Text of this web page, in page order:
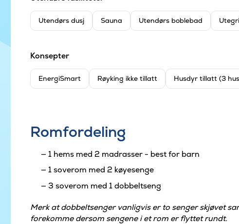
Utendørs dusj Sauna Utendørs boblebad
Konsepter
EnergiSmart Røyking ikke tillatt Husdyr tillatt (3
Romfordeling
1 hems med 2 madrasser - best for barn
1 soverom med 2 køyesenge
3 soverom med 1 dobbeltseng
Merk at dobbeltsenger vanligvis er to senger skjøvet
forekomme dersom sengene i et rom er flyttet rundt.